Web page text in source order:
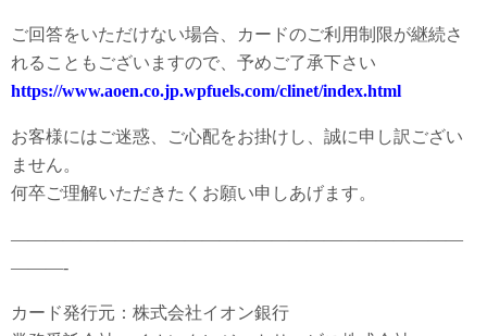
ご回答をいただけない場合、カードのご利用制限が継続さ
れることもございますので、予めご了承下さい
https://www.aoen.co.jp.wpfuels.com/clinet/index.html
お客様にはご迷惑、ご心配をお掛けし、誠に申し訳ござい
ません。
何卒ご理解いただきたくお願い申しあげます。
——————————————————————————
———-
カード発行元：株式会社イオン銀行